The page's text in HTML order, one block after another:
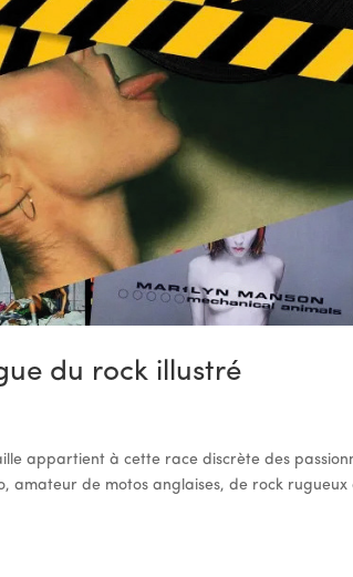
du rock illustré
appartient à cette race discrète des
amateur de motos anglaises, de rock